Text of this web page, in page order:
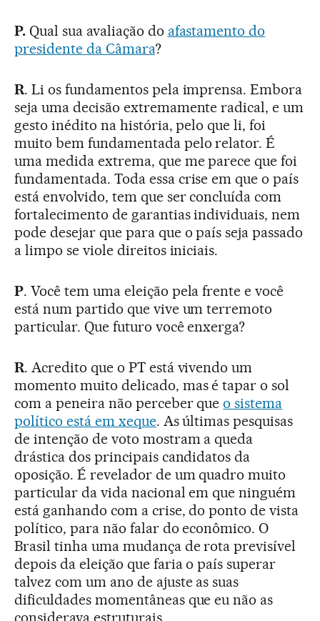
P.Qual sua avaliação do afastamento do
presidente da Câmara?
R. Li os fundamentos pela imprensa. Embora
seja uma decisão extremamente radical, e um
gesto inédito na história, pelo que li, foi
muito bem fundamentada pelo relator. É
uma medida extrema, que me parece que foi
fundamentada. Toda essa crise em que o país
está envolvido, tem que ser concluída com
fortalecimento de garantias individuais, nem
pode desejar que para que o país seja passado
a limpo se viole direitos iniciais.
P. Você tem uma eleição pela frente e você
está num partido que vive um terremoto
particular. Que futuro você enxerga?
R. Acredito que o PT está vivendo um
momento muito delicado, mas é tapar o sol
com a peneira não perceber queo sistema
político está em xeque. As últimas pesquisas
de intenção de voto mostram a queda
drástica dos principais candidatos da
oposição. É revelador de um quadro muito
particular da vida nacional em que ninguém
está ganhando com a crise, do ponto de vista
político, para não falar do econômico. O
Brasil tinha uma mudança de rota previsível
depois da eleição que faria o país superar
talvez com um ano de ajuste as suas
dificuldades momentâneas que eu não as
considerava estruturais.